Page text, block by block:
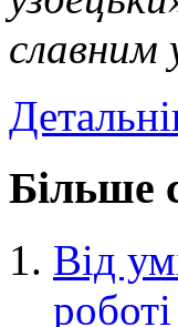
славним
Більше
Від